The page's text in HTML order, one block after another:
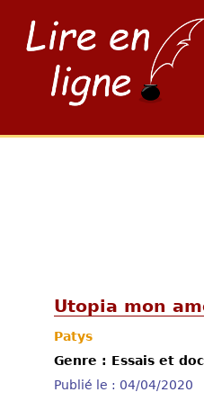
Utopia mon
Patys
Genre : Essais et
Publié le : 04/04/2020